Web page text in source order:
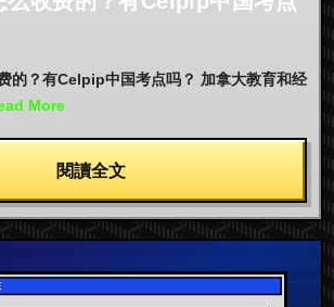
的？有Celpip中国考点吗？ 加拿大教育和经
More
閱讀全文